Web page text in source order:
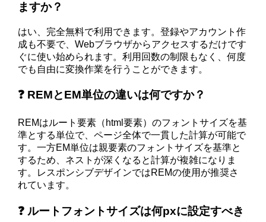
ますか？
はい、完全無料で利用できます。登録やアカウント作
成も不要で、Webブラウザからアクセスするだけです
ぐに使い始められます。利用回数の制限もなく、何度
でも自由に変換作業を行うことができます。
❓ REMとEM単位の違いは何ですか？
REMはルート要素（html要素）のフォントサイズを基
準とする単位で、ページ全体で一貫した計算が可能で
す。一方EM単位は親要素のフォントサイズを基準と
するため、ネストが深くなると計算が複雑になりま
す。レスポンシブデザインではREMの使用が推奨さ
れています。
❓ ルートフォントサイズは何pxに設定すべき